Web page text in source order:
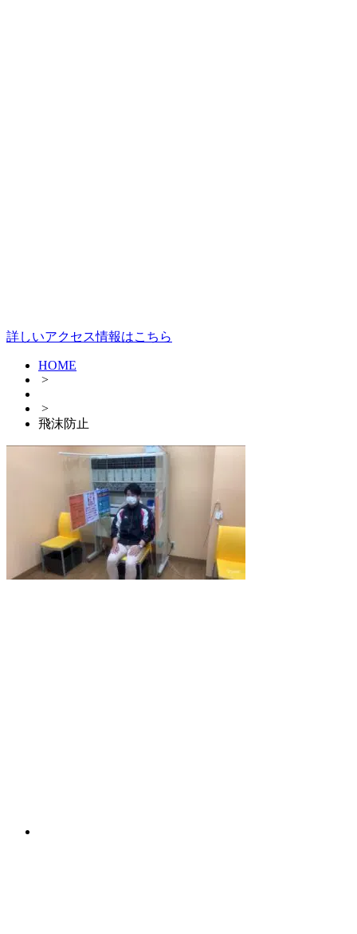
詳しいアクセス情報はこちら
HOME
>
>
飛沫防止